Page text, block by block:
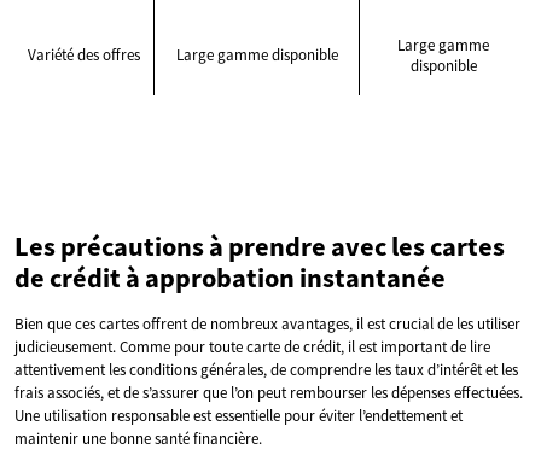
Variété des offres Large gamme disponible
Large gamme
disponible
Les précautions à prendre avec les cartes
de crédit à approbation instantanée
Bien que ces cartes offrent de nombreux avantages, il est crucial de les utiliser
judicieusement. Comme pour toute carte de crédit, il est important de lire
attentivement les conditions générales, de comprendre les taux d’intérêt et les
frais associés, et de s’assurer que l’on peut rembourser les dépenses effectuées.
Une utilisation responsable est essentielle pour éviter l’endettement et
maintenir une bonne santé financière.